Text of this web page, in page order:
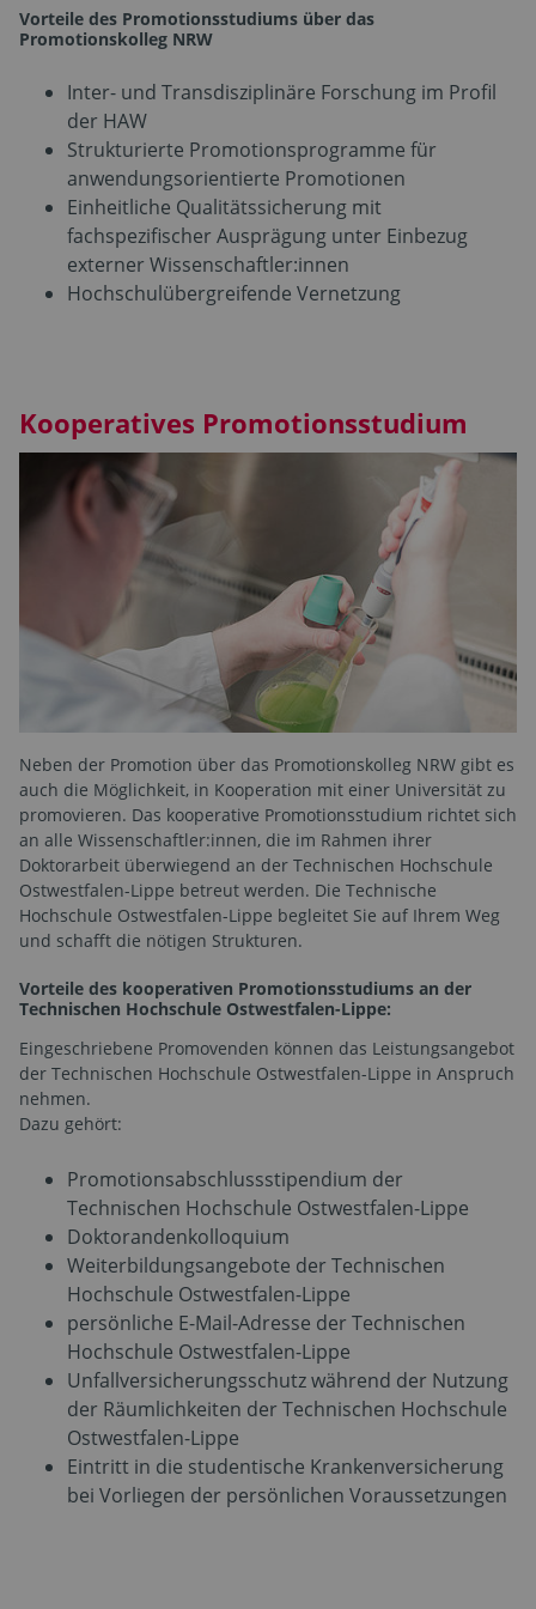
Vorteile des Promotionsstudiums über das
Promotionskolleg NRW
Inter- und Transdisziplinäre Forschung im Profil
der HAW
Strukturierte Promotionsprogramme für
anwendungsorientierte Promotionen
Einheitliche Qualitätssicherung mit
fachspezifischer Ausprägung unter Einbezug
externer Wissenschaftler:innen
Hochschulübergreifende Vernetzung
Kooperatives Promotionsstudium
Neben der Promotion über das Promotionskolleg NRW gibt es
auch die Möglichkeit, in Kooperation mit einer Universität zu
promovieren. Das kooperative Promotionsstudium richtet sich
an alle Wissenschaftler:innen, die im Rahmen ihrer
Doktorarbeit überwiegend an der Technischen Hochschule
Ostwestfalen-Lippe betreut werden. Die Technische
Hochschule Ostwestfalen-Lippe begleitet Sie auf Ihrem Weg
und schafft die nötigen Strukturen.
Vorteile des kooperativen Promotionsstudiums an der
Technischen Hochschule Ostwestfalen-Lippe:
Eingeschriebene Promovenden können das Leistungsangebot
der Technischen Hochschule Ostwestfalen-Lippe in Anspruch
nehmen.
Dazu gehört:
Promotionsabschlussstipendium der
Technischen Hochschule Ostwestfalen-Lippe
Doktorandenkolloquium
Weiterbildungsangebote der Technischen
Hochschule Ostwestfalen-Lippe
persönliche E-Mail-Adresse der Technischen
Hochschule Ostwestfalen-Lippe
Unfallversicherungsschutz während der Nutzung
der Räumlichkeiten der Technischen Hochschule
Ostwestfalen-Lippe
Eintritt in die studentische Krankenversicherung
bei Vorliegen der persönlichen Voraussetzungen